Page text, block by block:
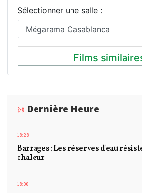
Sélectionner une salle :
Films
Dernière Heure
18:28
Barrages : Les réserves d'eau
chaleur
18:00